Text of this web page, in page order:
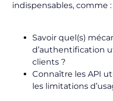
indispensables, comme :
Savoir quel(s)
d’authentification
clients ?
Connaître les API
les limitations